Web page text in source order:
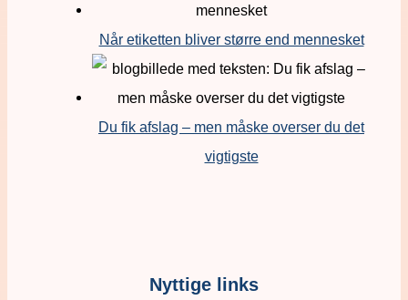
Når etiketten bliver større end mennesket
Du fik afslag – men måske overser du det
vigtigste
Nyttige links